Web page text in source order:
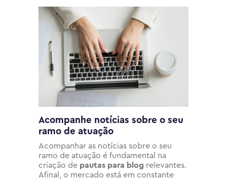
Acompanhe notícias sobre o seu
ramo de atuação
Acompanhar as notícias sobre o seu
ramo de atuação é fundamental na
criação de pautas para blog relevantes.
Afinal, o mercado está em constante